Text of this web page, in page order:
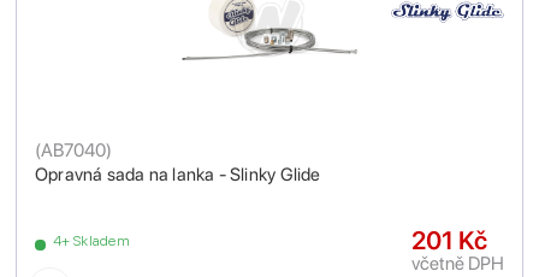
Opravná sada na lanka - Slinky Glide
(AB7040)
4+ Skladem 201 Kč
včetně DPH